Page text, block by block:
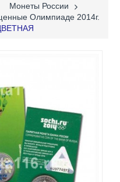
Монеты России
Олимпиаде 2014г.